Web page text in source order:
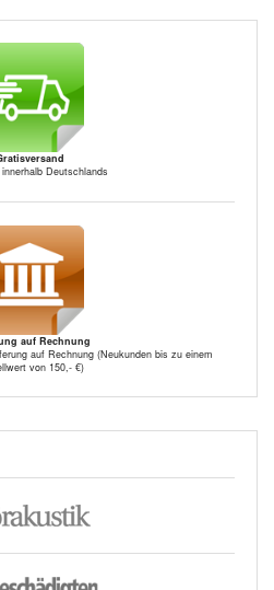
Deutschlands
auf Rechnung
auf Rechnung (Neukunden bis zu einem
von 150,- €)